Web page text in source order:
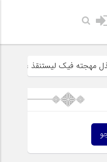
لیستنقذ عبادک من الجهاله